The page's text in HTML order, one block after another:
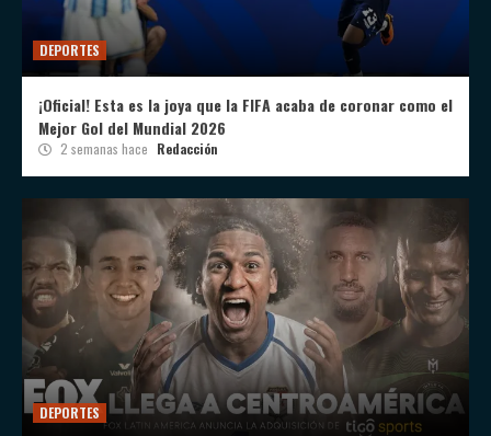
DEPORTES
¡Oficial! Esta es la joya que la FIFA acaba de coronar como el
Mejor Gol del Mundial 2026
2 semanas hace Redacción
DEPORTES